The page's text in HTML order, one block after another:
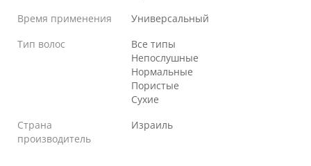
Время применения
Универсальный
Тип волос
Все типы
Непослушные
Нормальные
Пористые
Сухие
Страна
производитель
Израиль